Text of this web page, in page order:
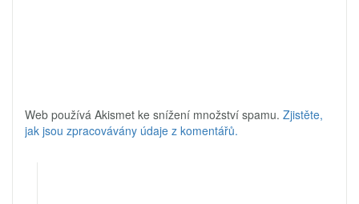
Web používá Akismet ke snížení množství spamu. Zjistěte,
jak jsou zpracovávány údaje z komentářů.